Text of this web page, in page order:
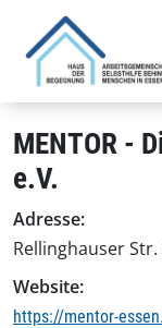
MENTOR -
e.V.
Adresse:
Rellinghauser Str.
Website:
https://mentor-